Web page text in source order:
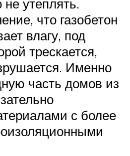
утеплять.
что газобетон
влагу, под
трескается,
Именно
часть домов из
с более